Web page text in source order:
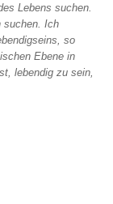
Lebens suchen.
suchen. Ich
so
Ebene in
lebendig zu sein,